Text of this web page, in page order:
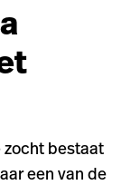
zocht bestaat
een van de